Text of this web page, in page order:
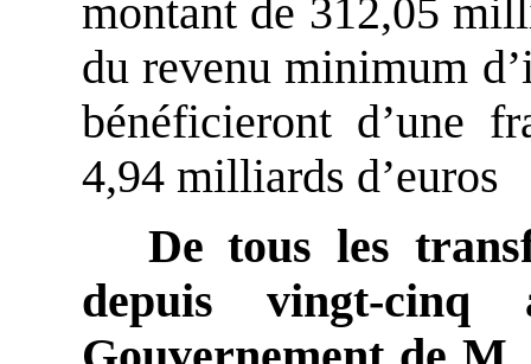
montant de 312,05
du revenu minimum
bénéficieront d’une
4,94 milliards d’euros
De tous les
depuis vingt-